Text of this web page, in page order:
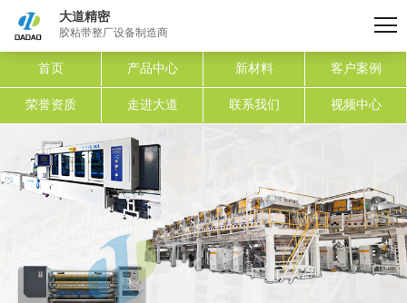
大道精密
胶粘带整厂设备制造商
首页 产品中心 新材料 客户案例
荣誉资质 走进大道 联系我们 视频中心